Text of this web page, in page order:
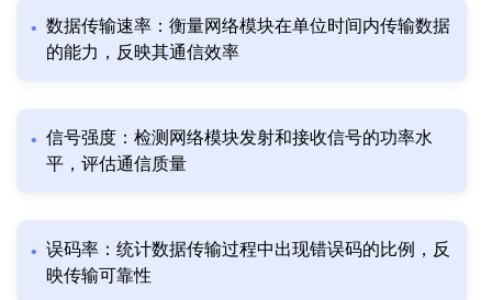
数据传输速率：衡量网络模块在单位时间内传输数据
的能力，反映其通信效率
信号强度：检测网络模块发射和接收信号的功率水
平，评估通信质量
误码率：统计数据传输过程中出现错误码的比例，反
映传输可靠性